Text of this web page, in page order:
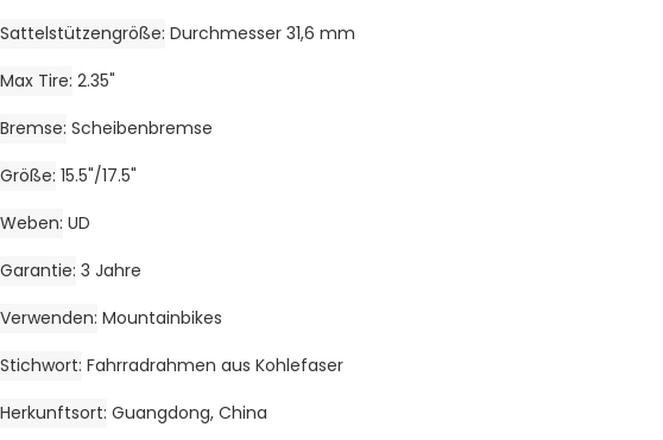
Sattelstützengröße Durchmesser 31,6 mm
Max Tire 2.35"
Bremse Scheibenbremse
Größe 15.5"/17.5"
Weben UD
Garantie 3 Jahre
Verwenden Mountainbikes
Stichwort Fahrradrahmen aus Kohlefaser
Herkunftsort Guangdong, China